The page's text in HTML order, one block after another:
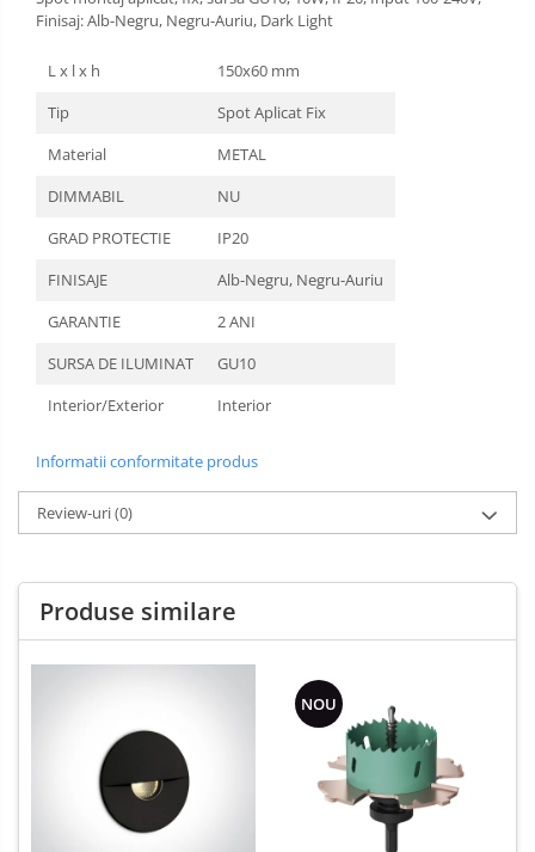
Finisaj: Alb-Negru, Negru-Auriu, Dark Light
L x l x h
150x60 mm
Tip
Spot Aplicat Fix
Material
METAL
DIMMABIL
NU
GRAD PROTECTIE
IP20
FINISAJE
Alb-Negru, Negru-Auriu
GARANTIE
2 ANI
SURSA DE ILUMINAT
GU10
Interior/Exterior
Interior
Informatii conformitate produs
Review-uri(0)
Produse similare
NOU